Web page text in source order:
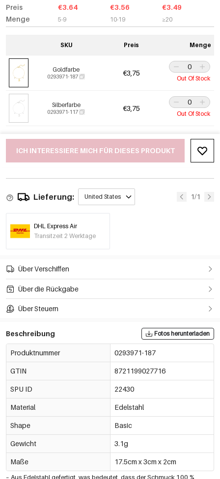
Preis
Menge
€3.64
5-9
€3.56
10-19
€3.49
≥20
SKU Preis Menge
Goldfarbe
0293971-187 €3,75
Out Of Stock
Silberfarbe
0293971-117 €3,75
Out Of Stock
ICH INTERESSIERE MICH FÜR DIESES PRODUKT
Lieferung: United States 1/1
DHL Express Air
Transitzeit 2 Werktage
Über Verschiffen
Über die Rückgabe
Über Steuern
Beschreibung Fotos herunterladen
Produktnummer 0293971-187
GTIN 8721199027716
SPU ID 22430
Material Edelstahl
Shape Basic
Gewicht 3.1g
Maße 17.5cm x 3cm x 2cm
– Aus Edelstahl gefertigt, was bedeutet, dass der Schmuck 100 %